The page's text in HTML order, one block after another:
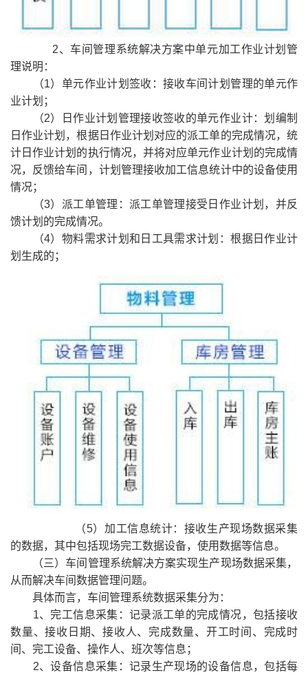
2、车间管理系统解决方案中单元加工作业计划管
理说明：
（1）单元作业计划签收：接收车间计划管理的单元作
业计划；
（2）日作业计划管理接收签收的单元作业计：划编制
日作业计划，根据日作业计划对应的派工单的完成情况，统
计日作业计划的执行情况，并将对应单元作业计划的完成情
况，反馈给车间，计划管理接收加工信息统计中的设备使用
情况；
（3）派工单管理：派工单管理接受日作业计划，并反
馈计划的完成情况。
（4）物料需求计划和日工具需求计划：根据日作业计
划生成的；
（5）加工信息统计：接收生产现场数据采集
的数据，其中包括现场完工数据设备，使用数据等信息。
（三）车间管理系统解决方案实现生产现场数据采集，
从而解决车间数据管理问题。
具体而言，车间管理系统数据采集分为：
1、完工信息采集：记录派工单的完成情况，包括接收
数量、接收日期、接收人、完成数量、开工时间、完成时
间、完工设备、操作人、班次等信息；
2、设备信息采集：记录生产现场的设备信息，包括每